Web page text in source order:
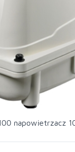
napowietrzacz